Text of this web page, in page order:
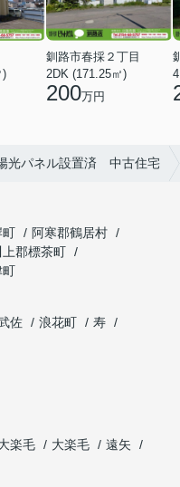
)
釧路市春採２丁目
2DK (171.25㎡)
200万円
光パネル設置済 中古住宅
町
阿寒郡鶴居村
上郡標茶町
町
佐 浪花町
寿
楽毛 大楽毛
遠矢